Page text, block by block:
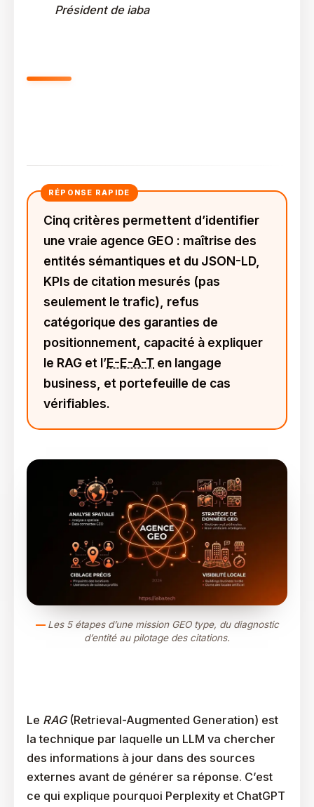
Président de iaba
Cinq critères permettent d’identifier
une vraie agence GEO : maîtrise des
entités sémantiques et du JSON-LD,
KPIs de citation mesurés (pas
seulement le trafic), refus
catégorique des garanties de
positionnement, capacité à expliquer
le RAG et l’E-E-A-T en langage
business, et portefeuille de cas
vérifiables.
Les 5 étapes d’une mission GEO type, du diagnostic
d’entité au pilotage des citations.
Le RAG(Retrieval-Augmented Generation) est
la technique par laquelle un LLM va chercher
des informations à jour dans des sources
externes avant de générer sa réponse. C’est
ce qui explique pourquoi Perplexity et ChatGPT